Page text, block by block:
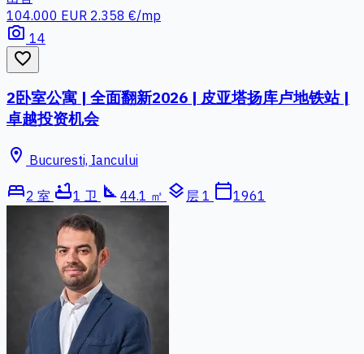
104.000 EUR 2.358 €/mp
photo_camera 14
favorite_border
2卧室公寓 | 全面翻新2026 | 皮亚塔扬库卢地铁站 |
卓越投资机会
location_on Bucuresti, Iancului
bed2 室 bathtub1 卫 square_foot 44.1 ㎡ layers 层 1 calendar_today1961